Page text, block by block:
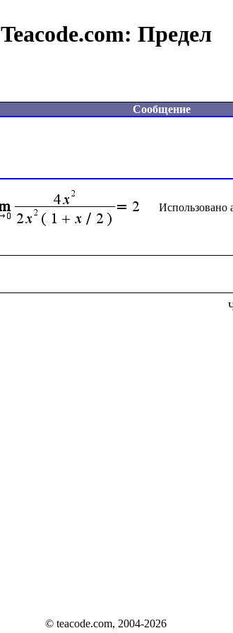
Teacode.com: Предел
Сообщение
Использовано
© teacode.com, 2004-2026